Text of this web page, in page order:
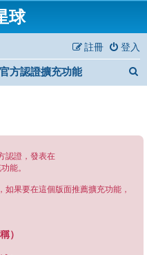
球
登入
註冊
方認證擴充功能
認證，發表在
能。
果要在這個版面推薦擴充功能，
）